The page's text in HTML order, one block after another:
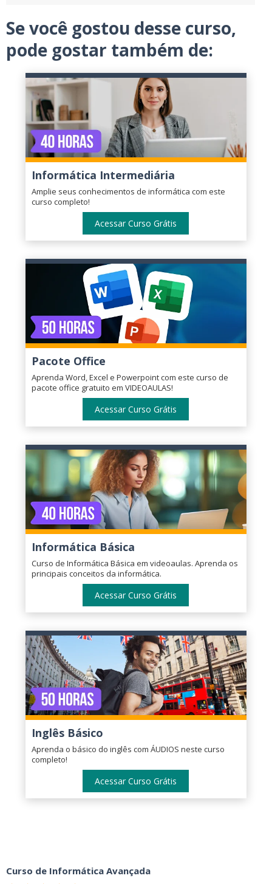
Se você gostou desse curso,
pode gostar também de:
Informática Intermediária
Amplie seus conhecimentos de informática com este
curso completo!
Acessar Curso Grátis
Pacote Office
Aprenda Word, Excel e Powerpoint com este curso de
pacote office gratuito em VIDEOAULAS!
Acessar Curso Grátis
Informática Básica
Curso de Informática Básica em videoaulas. Aprenda os
principais conceitos da informática.
Acessar Curso Grátis
Inglês Básico
Aprenda o básico do inglês com ÁUDIOS neste curso
completo!
Acessar Curso Grátis
Curso de Informática Avançada